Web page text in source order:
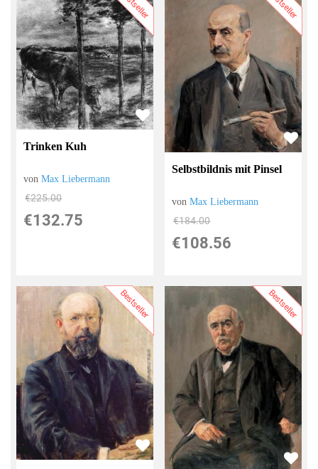
Trinken Kuh
vonMax Liebermann
€225.00
€132.75
Selbstbildnis mit Pinsel
vonMax Liebermann
€184.00
€108.56
Bestseller Bestseller